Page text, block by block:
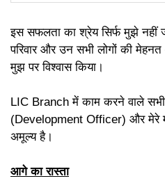
इस सफलता का श्रेय सिर्फ मुझे नहीं
परिवार और उन सभी लोगों की
मुझ पर विश्वास किया।
LIC Branch में काम करने वाले
(Development Officer) और मेरे
अमूल्य है।
आगे का रास्ता